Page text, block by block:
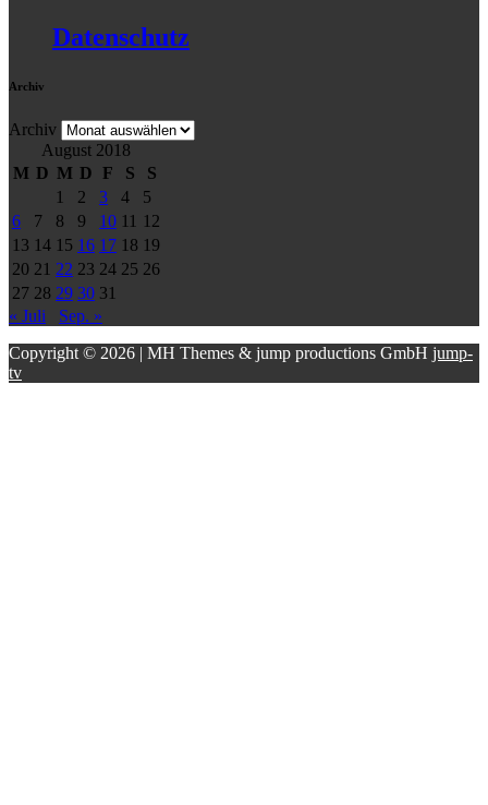
Datenschutz
Archiv
Archiv
August 2018
M D M D F S
S
1
2 3 4
5
6
7 8 9 10 11 12
13 14 15 16 17 18 19
20 21 22 23 24 25 26
27 28 29 30 31
« Juli
Sep. »
Copyright © 2026 | MH Themes & jump productions GmbH jump-
tv